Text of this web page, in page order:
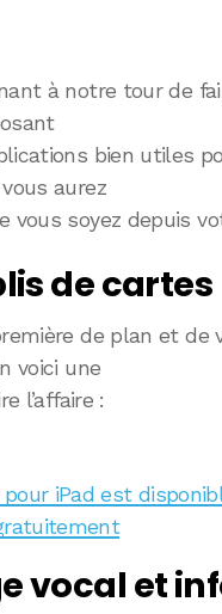
à notre tour de
bien utiles
aurez
vous soyez depuis
de cartes
de plan et de
voici une
l’affaire :
pour iPad est
vocal et